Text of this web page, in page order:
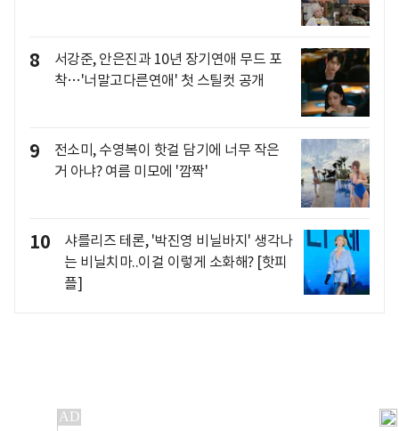
8
서강준, 안은진과 10년 장기연애 무드 포
착…'너말고다른연애' 첫 스틸컷 공개
9
전소미, 수영복이 핫걸 담기에 너무 작은
거 아냐? 여름 미모에 '깜짝'
10
샤를리즈 테론, '박진영 비닐바지' 생각나
는 비닐치마..이걸 이렇게 소화해? [핫피
플]